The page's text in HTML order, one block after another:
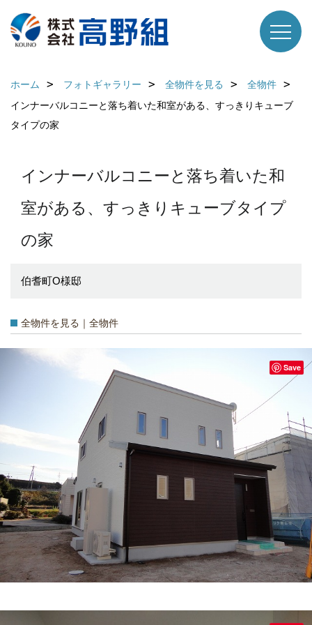
ホーム フォトギャラリー 全物件を見る
全物件
インナーバルコニーと落ち着いた和室がある、すっきりキューブ
タイプの家
インナーバルコニーと落ち着いた和
室がある、すっきりキューブタイプ
の家
伯耆町O様邸
全物件を見る｜全物件
Save